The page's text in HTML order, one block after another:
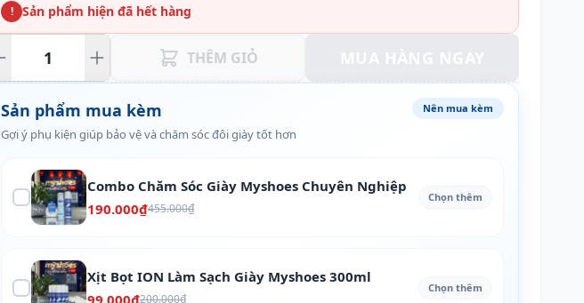
! Sản phẩm hiện đã hết hàng
THÊM GIỎ
Sản phẩm mua kèm
Gợi ý phụ kiện giúp bảo vệ và chăm sóc đôi giày tốt hơn
Nên mua kèm
Combo Chăm Sóc Giày Myshoes Chuyên Nghiệp
190.000₫455.000₫
Chọn thêm
Xịt Bọt ION Làm Sạch Giày Myshoes 300ml
99.000₫200.000₫
Chọn thêm